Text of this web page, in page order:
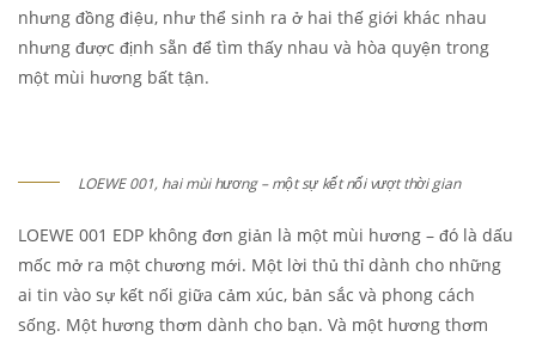
nhưng đồng điệu, như thể sinh ra ở hai thế giới khác nhau
nhưng được định sẵn để tìm thấy nhau và hòa quyện trong
một mùi hương bất tận.
LOEWE 001, hai mùi hương – một sự kết nối vượt thời gian
LOEWE 001 EDP không đơn giản là một mùi hương – đó là dấu
mốc mở ra một chương mới. Một lời thủ thỉ dành cho những
ai tin vào sự kết nối giữa cảm xúc, bản sắc và phong cách
sống. Một hương thơm dành cho bạn. Và một hương thơm